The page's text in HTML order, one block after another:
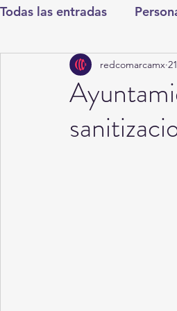
Todas las entradas
Deportes Salud
Round Cero
redcomarcamx